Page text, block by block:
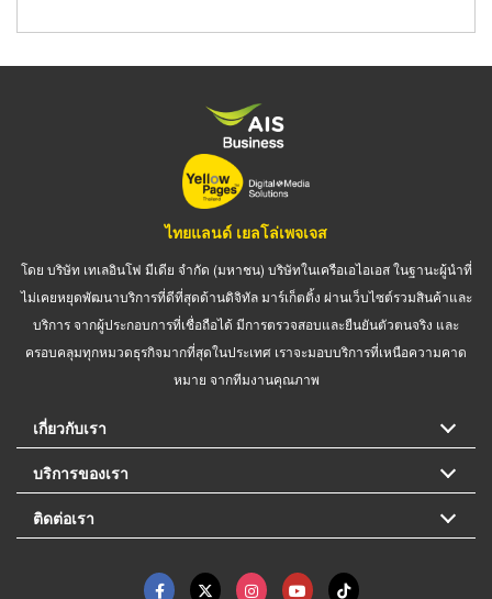
ไทยแลนด์ เยลโล่เพจเจส
โดย บริษัท เทเลอินโฟ มีเดีย จำกัด (มหาชน) บริษัทในเครือเอไอเอส ในฐานะผู้นำที่
ไม่เคยหยุดพัฒนาบริการที่ดีที่สุดด้านดิจิทัล มาร์เก็ตติ้ง ผ่านเว็บไซต์รวมสินค้าและ
บริการ จากผู้ประกอบการที่เชื่อถือได้ มีการตรวจสอบและยืนยันตัวตนจริง และ
ครอบคลุมทุกหมวดธุรกิจมากที่สุดในประเทศ เราจะมอบบริการที่เหนือความคาด
หมาย จากทีมงานคุณภาพ
เกี่ยวกับเรา
บริการของเรา
ติดต่อเรา